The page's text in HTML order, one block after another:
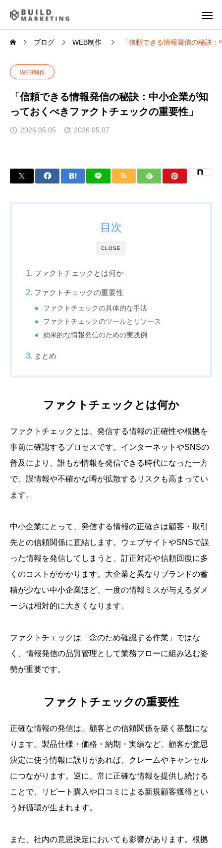
ブログ WEB制作 「信頼できる情報発信の秘訣
WEB制作
「信頼できる情報発信の秘訣：中小企業が知
っておくべきファクトチェックの重要性」
2026.05.05 2026.05.07
CLOSE
目次
ファクトチェックとは何か
ファクトチェックの重要性
ファクトチェックの具体的な手法
ファクトチェックのツールとリソース
効果的な情報発信のための実践例
まとめ
ファクトチェックとは何か
ファクトチェックとは、発信する情報の正確性や根拠を
事前に確認するプロセスです。インターネットやSNSの
普及により、誰もが情報を発信できる時代になった一方
で、誤情報や不確かな噂が拡散するリスクも高まってい
ます。
中小企業にとって、発信する情報の正確さは顧客・取引
先との信頼関係に直結します。ウェブサイトやSNSで誤
った情報を発信してしまうと、訂正対応や信頼回復に多
くのコストがかかります。大企業と異なりブランドの蓄
積が少ない中小企業ほど、一度の情報ミスが与えるダメ
ージは相対的に大きくなります。
ファクトチェックは「念のため確認する作業」ではな
く、情報発信の品質管理として業務フローに組み込む姿
勢が重要です。
ファクトチェックの重要性
正確な情報の発信は、顧客との信頼関係を築く基盤にな
ります。製品仕様・価格・納期・実績など、顧客が意思
決定に使う情報に誤りがあれば、クレームやキャンセル
につながります。逆に、常に正確な情報を提供し続ける
ことで、リピート購入や口コミによる新規顧客獲得とい
う好循環が生まれます。
また、社内の意思決定においても影響があります。根拠